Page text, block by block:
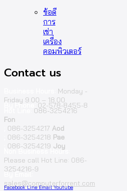
ข้อดี
การ
เช่า
เครื่อง
คอมพิวเตอร์
Contact us
Monday -
Friday 9.00 – 18.00
By Phone:02-578-8455-8
086-3254216
Fon
086-3254217 Aod
086-3254218 Pae
086-3254219 Joy
Non Business Hours:
Please call Hot Line: 086-
3254216-9
By Email:
sales@computerforrent.com
Facebook Line Email Youtube